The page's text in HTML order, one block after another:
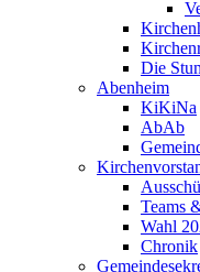
Die
Abenheim
KiKiNa
AbAb
Teams
Wahl
Chronik